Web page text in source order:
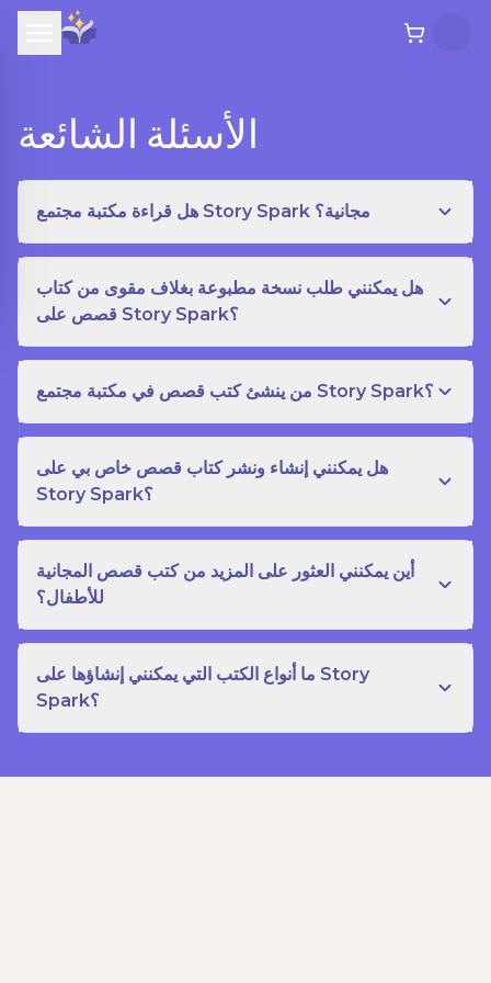
الأسئلة الشائعة
هل قراءة مكتبة مجتمع Story Spark مجانية؟
هل يمكنني طلب نسخة مطبوعة بغلاف مقوى من كتاب
قصص على Story Spark؟
من ينشئ كتب قصص في مكتبة مجتمع Story Spark؟
هل يمكنني إنشاء ونشر كتاب قصص خاص بي على
Story Spark؟
أين يمكنني العثور على المزيد من كتب قصص المجانية
للأطفال؟
ما أنواع الكتب التي يمكنني إنشاؤها على Story
Spark؟